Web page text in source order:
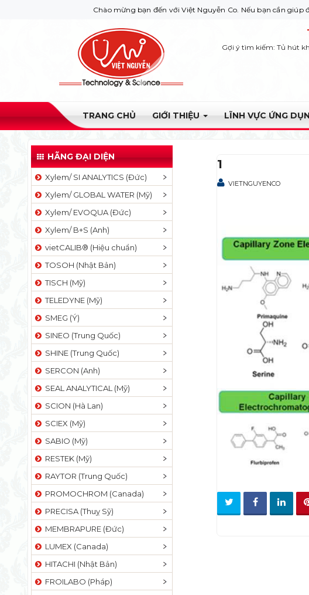
Chào mừng bạn đến với Việt Nguyễn Co. Nếu bạn cần giúp đỡ hãy
Gợi ý tìm kiếm: Tủ hút
TRANG CHỦ GIỚI THIỆU LĨNH VỰC ỨNG
1
VIETNGUYENCO
HÃNG ĐẠI DIỆN
Xylem/ SI ANALYTICS (Đức)
Xylem/ GLOBAL WATER (Mỹ)
Xylem/ EVOQUA (Đức)
Xylem/ B+S (Anh)
vietCALIB® (Hiệu chuẩn)
TOSOH (Nhật Bản)
TISCH (Mỹ)
TELEDYNE (Mỹ)
SMEG (Ý)
SINEO (Trung Quốc)
SHINE (Trung Quốc)
SERCON (Anh)
SEAL ANALYTICAL (Mỹ)
SCION (Hà Lan)
SCIEX (Mỹ)
SABIO (Mỹ)
RESTEK (Mỹ)
RAYTOR (Trung Quốc)
PROMOCHROM (Canada)
PRECISA (Thuỵ Sỹ)
MEMBRAPURE (Đức)
LUMEX (Canada)
HITACHI (Nhật Bản)
FROILABO (Pháp)